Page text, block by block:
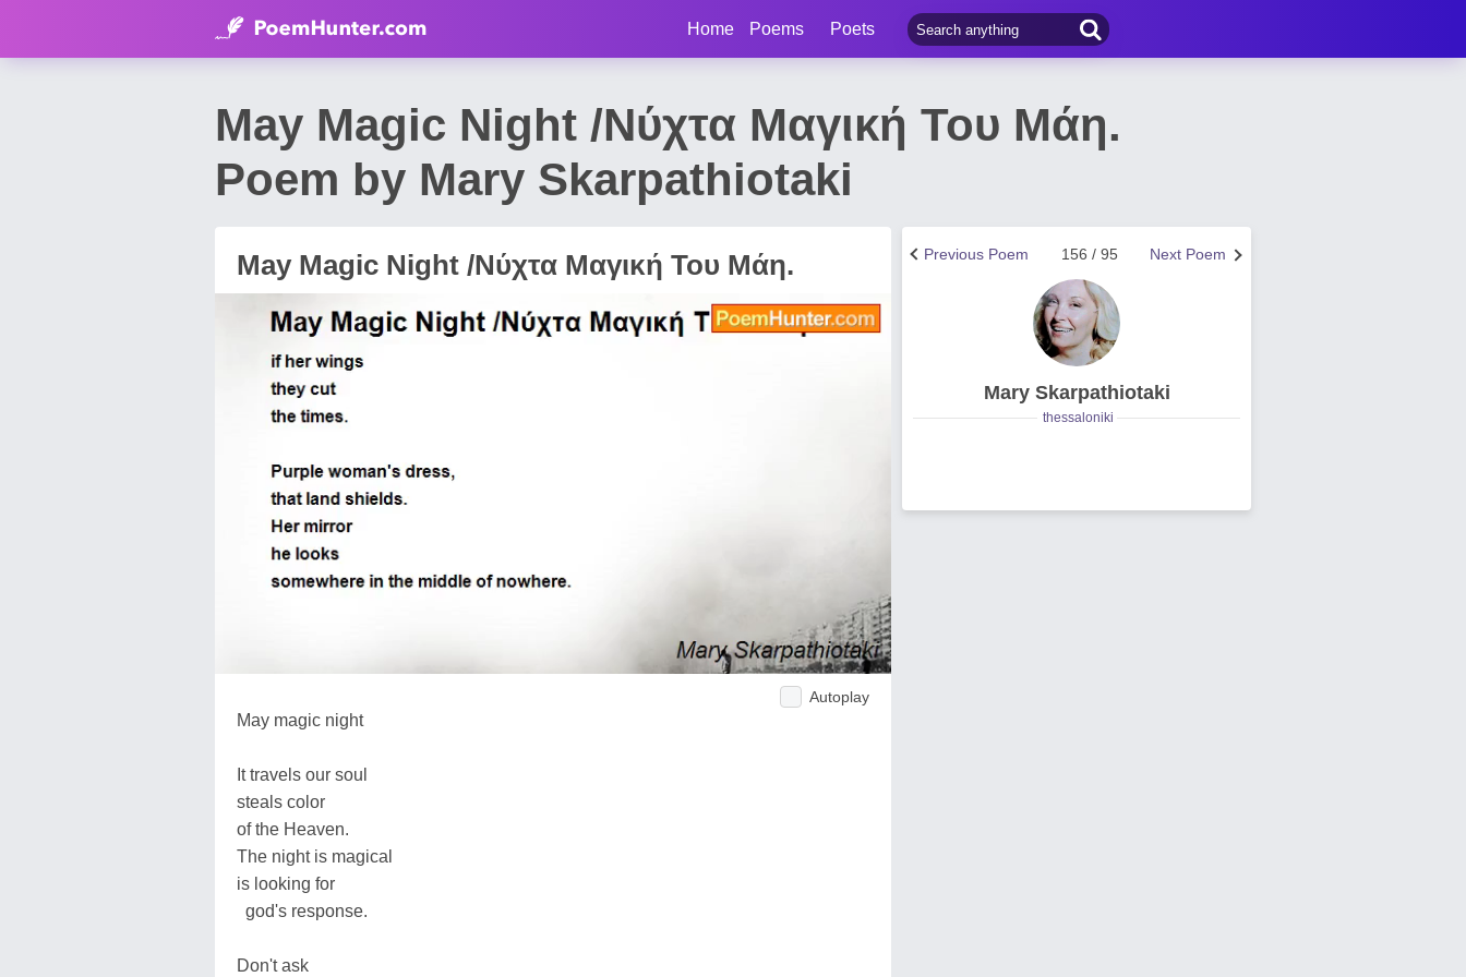
Home Poems Poets
May Magic Night /Νύχτα Μαγική Του Μάη.
Poem by Mary Skarpathiotaki
May Magic Night /Νύχτα Μαγική Του Μάη.
Autoplay
May magic night
It travels our soul
steals color
of the Heaven.
The night is magical
is looking for
god's response.
Don't ask
Next Poem
156 / 95
Previous Poem
Mary Skarpathiotaki
thessaloniki